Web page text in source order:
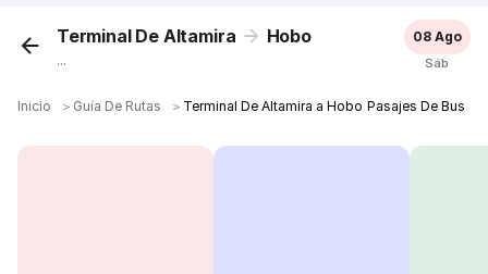
Terminal De Altamira Hobo
...
08 Ago
Sáb
Inicio ＞ Guía De Rutas ＞ Terminal De Altamira a Hobo Pasajes De Bus